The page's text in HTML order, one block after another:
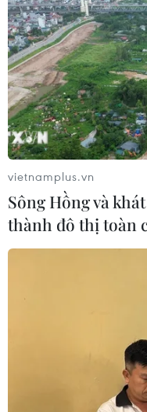
UAE đã đề nghị bảo
xã hội Telegram
Pháp với cáo buộc
dụng này.
vietnamplus.vn
Sông Hồng và
thành đô thị toàn